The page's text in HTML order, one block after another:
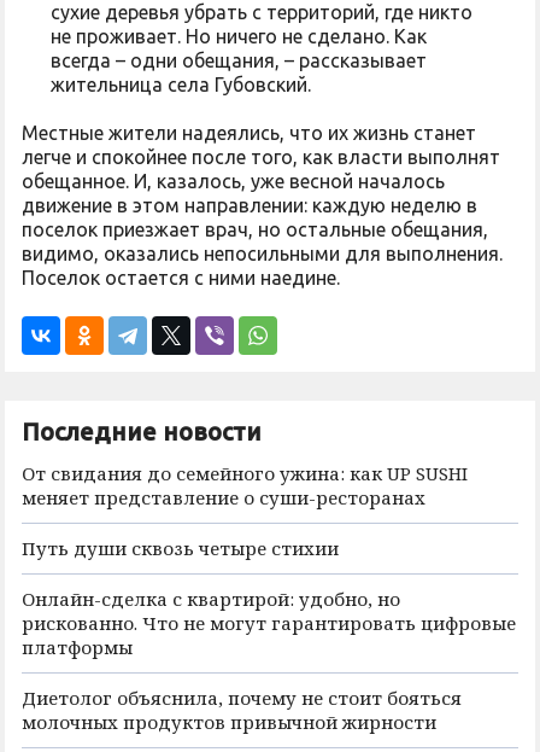
сухие деревья убрать с территорий, где никто
не проживает. Но ничего не сделано. Как
всегда – одни обещания, – рассказывает
жительница села Губовский.
Местные жители надеялись, что их жизнь станет
легче и спокойнее после того, как власти выполнят
обещанное. И, казалось, уже весной началось
движение в этом направлении: каждую неделю в
поселок приезжает врач, но остальные обещания,
видимо, оказались непосильными для выполнения.
Поселок остается с ними наедине.
Последние новости
От свидания до семейного ужина: как UP SUSHI
меняет представление о суши-ресторанах
Путь души сквозь четыре стихии
Онлайн-сделка с квартирой: удобно, но
рискованно. Что не могут гарантировать цифровые
платформы
Диетолог объяснила, почему не стоит бояться
молочных продуктов привычной жирности